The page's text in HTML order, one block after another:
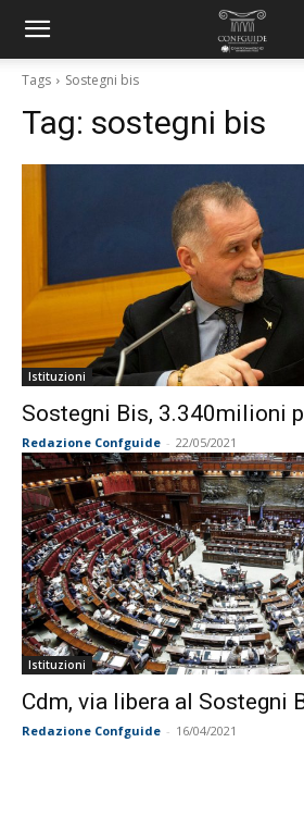
Tags Sostegni bis
Tag: sostegni bis
Istituzioni
Sostegni Bis, 3.340milioni
Redazione Confguide - 22/05/2021
Istituzioni
Cdm, via libera al Sostegni
Redazione Confguide - 16/04/2021